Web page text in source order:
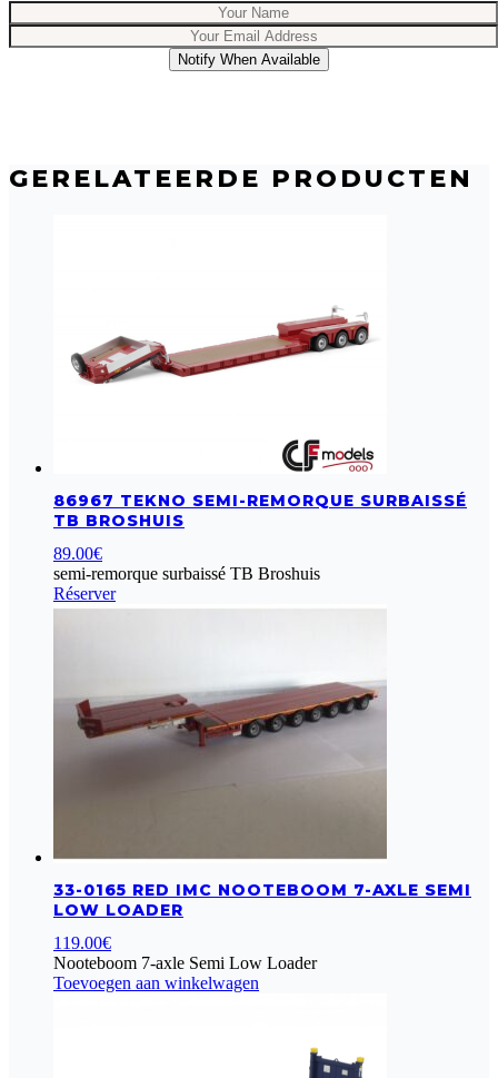
Notify When Available
GERELATEERDE PRODUCTEN
86967 TEKNO SEMI-REMORQUE SURBAISSÉ
TB BROSHUIS
89.00€
semi-remorque surbaissé TB Broshuis
Réserver
33-0165 RED IMC NOOTEBOOM 7-AXLE SEMI
LOW LOADER
119.00€
Nooteboom 7-axle Semi Low Loader
Toevoegen aan winkelwagen